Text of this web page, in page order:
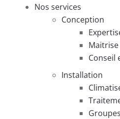
Nos services
Conception
Conseil
Installation